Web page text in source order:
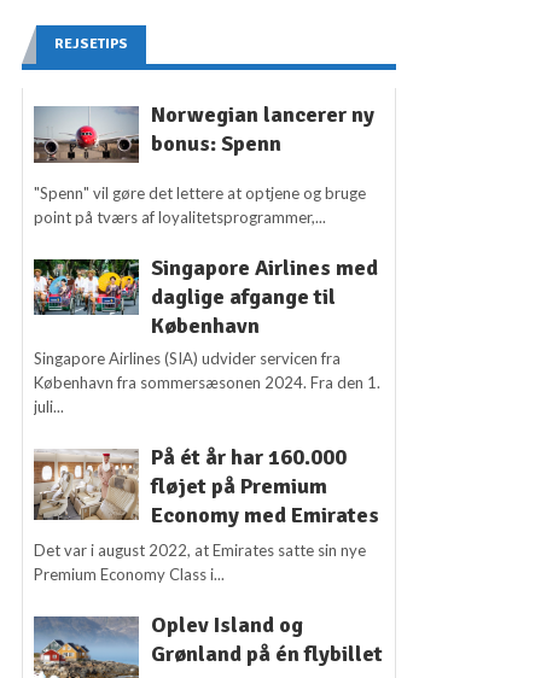
REJSETIPS
Norwegian lancerer ny
bonus: Spenn
"Spenn" vil gøre det lettere at optjene og bruge
point på tværs af loyalitetsprogrammer,...
Singapore Airlines med
daglige afgange til
København
Singapore Airlines (SIA) udvider servicen fra
København fra sommersæsonen 2024. Fra den 1.
juli...
På ét år har 160.000
fløjet på Premium
Economy med Emirates
Det var i august 2022, at Emirates satte sin nye
Premium Economy Class i...
Oplev Island og
Grønland på én flybillet